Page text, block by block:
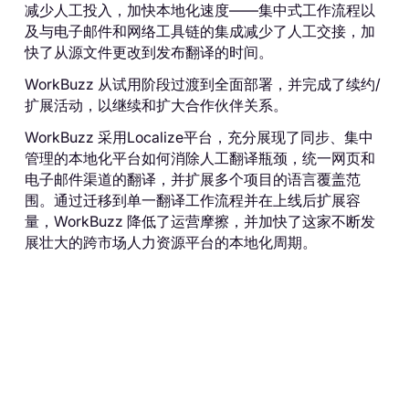
减少人工投入，加快本地化速度——集中式工作流程以
及与电子邮件和网络工具链的集成减少了人工交接，加
快了从源文件更改到发布翻译的时间。
WorkBuzz 从试用阶段过渡到全面部署，并完成了续约/
扩展活动，以继续和扩大合作伙伴关系。
WorkBuzz 采用Localize平台，充分展现了同步、集中
管理的本地化平台如何消除人工翻译瓶颈，统一网页和
电子邮件渠道的翻译，并扩展多个项目的语言覆盖范
围。通过迁移到单一翻译工作流程并在上线后扩展容
量，WorkBuzz 降低了运营摩擦，并加快了这家不断发
展壮大的跨市场人力资源平台的本地化周期。